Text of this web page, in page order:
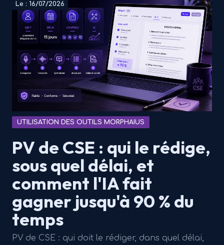
Le : 16/07/2026
UTILISATION DES OUTILS MORPHAIUS
PV de CSE : qui le rédige,
sous quel délai, et
comment l'IA fait
gagner jusqu'à 90 % du
temps
PV de CSE : qui doit le rédiger, dans quel délai,